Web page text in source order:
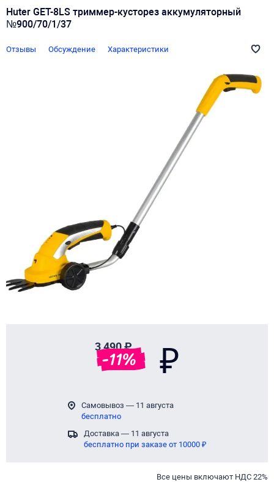
Huter GET-8LS триммер-кусторез аккумуляторный
№900/70/1/37
Отзывы Обсуждение Характеристики
3 490 ₽
-11% ₽
Самовывоз — 11 августа
бесплатно
Доставка — 11 августа
бесплатно при заказе от 10000 ₽
Все цены включают НДС 22%